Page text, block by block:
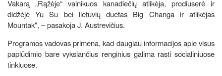
Vakarą „Rąžėje“ vainikuos kanadiečių atlikėja, prodiuserė ir
didžėjė Yu Su bei lietuvių duetas Big Changa ir atlikėjas
Mountak", – pasakoja J. Austrevičius.
Programos vadovas primena, kad daugiau informacijos apie visus
paplūdimio bare vyksiančius renginius galima rasti socialiniuose
tinkluose.